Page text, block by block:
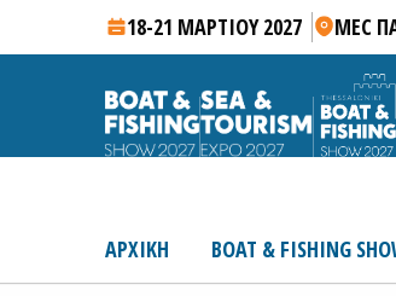
18-21 ΜΑΡΤΙΟΥ 2027 MEC
ΑΡΧΙΚΗ BOAT & FISHING